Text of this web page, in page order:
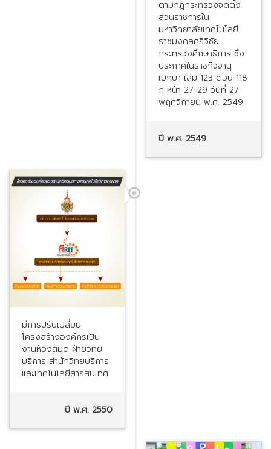
ตามกฎกระทรวงจัดตั้ง
ส่วนราชการใน
มหาวิทยาลัยเทคโนโลยี
ราชมงคลศรีวิชัย
กระทรวงศึกษาธิการ ซึ่ง
ประกาศในราชกิจจานุ
เบกษา เล่ม 123 ตอน 118
ก หน้า 27-29 วันที่ 27
พฤศจิกายน พ.ศ. 2549
ปี พ.ศ. 2549
มีการปรับเปลี่ยน
โครงสร้างองค์กรเป็น
งานห้องสมุด ฝ่ายวิทย
บริการ สำนักวิทยบริการ
และเทคโนโลยีสารสนเทศ
ปี พ.ศ. 2550